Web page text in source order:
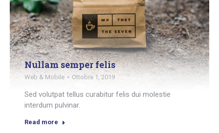
Nullam semper felis
Web & Mobile Ottobre 1, 2019
Sed volutpat tellus curabitur felis dui molestie
interdum pulvinar.
Read more